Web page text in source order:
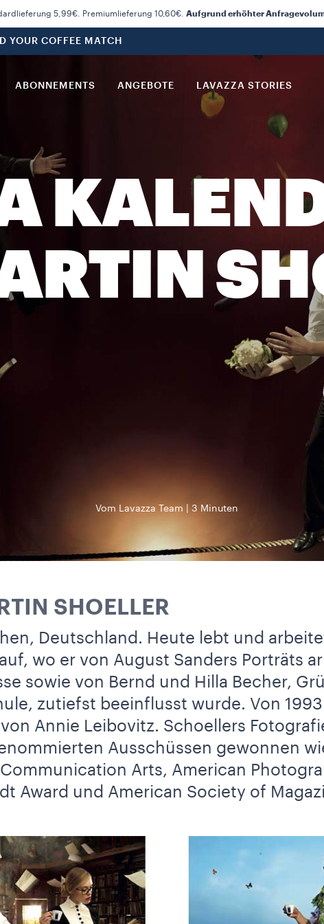
5,99€. Premiumlieferung 10,60€. Aufgrund erhöhter
YOUR COFFEE MATCH
ABONNEMENTS ANGEBOTE LAVAZZA STORIES
Vom Lavazza Team 3 Minuten
SHOELLER
Deutschland. Heute lebt und
wo er von August Sanders Porträts
sowie von Bernd und Hilla Becher,
zutiefst beeinflusst wurde. Von
Annie Leibovitz. Schoellers
Ausschüssen gewonnen
Arts, American
Award und American Society of